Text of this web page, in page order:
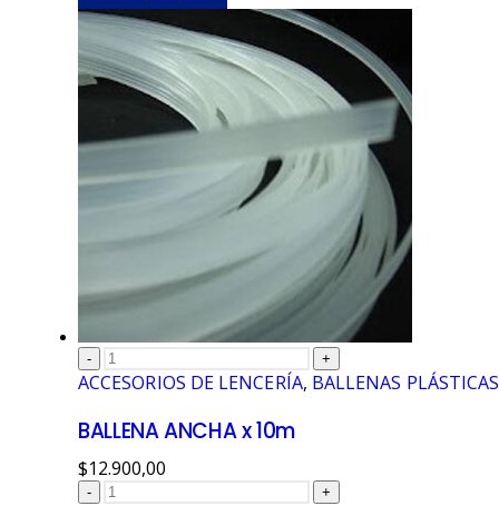
- +
ACCESORIOS DE LENCERÍA, BALLENAS PLÁSTICAS
BALLENA ANCHA x 10m
$12.900,00
- +